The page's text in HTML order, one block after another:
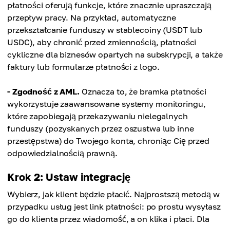
płatności oferują funkcje, które znacznie upraszczają
przepływ pracy. Na przykład, automatyczne
przekształcanie funduszy w stablecoiny (USDT lub
USDC), aby chronić przed zmiennością, płatności
cykliczne dla biznesów opartych na subskrypcji, a także
faktury lub formularze płatności z logo.
- Zgodność z AML. Oznacza to, że bramka płatności
wykorzystuje zaawansowane systemy monitoringu,
które zapobiegają przekazywaniu nielegalnych
funduszy (pozyskanych przez oszustwa lub inne
przestępstwa) do Twojego konta, chroniąc Cię przed
odpowiedzialnością prawną.
Krok 2: Ustaw integrację
Wybierz, jak klient będzie płacić. Najprostszą metodą w
przypadku usług jest link płatności: po prostu wysyłasz
go do klienta przez wiadomość, a on klika i płaci. Dla